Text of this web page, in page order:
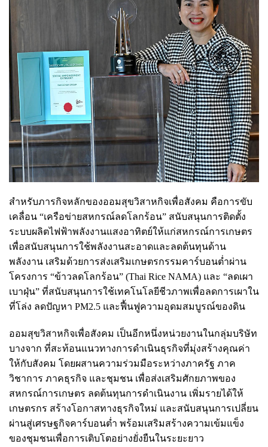
สำหรับภารกิจหลักของออมสุขวิสาหกิจเพื่อสังคม คือการขับ
เคลื่อน “เครือข่ายสหกรณ์ลดโลกร้อน” สนับสนุนการติดตั้ง
ระบบผลิตไฟฟ้าพลังงานแสงอาทิตย์ให้แก่สหกรณ์การเกษตร
เพื่อสนับสนุนการใช้พลังงานสะอาดและลดต้นทุนด้าน
พลังงาน เสริมด้วยการส่งเสริมเกษตรกรรมคาร์บอนต่ำผ่าน
โครงการ “ข้าวลดโลกร้อน” (Thai Rice NAMA) และ “ลดเผา
เบาฝุ่น” ที่สนับสนุนการใช้เทคโนโลยีชีวภาพเพื่อลดการเผาใน
ที่โล่ง ลดปัญหา PM2.5 และฟื้นฟูความอุดมสมบูรณ์ของดิน
ออมสุขวิสาหกิจเพื่อสังคม เป็นอีกหนึ่งหน่วยงานในกลุ่มบริษัท
บางจาก ที่สะท้อนแนวทางการดำเนินธุรกิจที่มุ่งสร้างคุณค่า
ให้กับสังคม โดยผสานความร่วมมือระหว่างภาครัฐ ภาค
วิชาการ ภาคธุรกิจ และชุมชน เพื่อส่งเสริมศักยภาพของ
สหกรณ์การเกษตร ลดต้นทุนการดำเนินงาน เพิ่มรายได้ให้
เกษตรกร สร้างโอกาสทางธุรกิจใหม่ และสนับสนุนการเปลี่ยน
ผ่านสู่เศรษฐกิจคาร์บอนต่ำ พร้อมเสริมสร้างความเข้มแข็ง
ของชุมชนเพื่อการเติบโตอย่างยั่งยืนในระยะยาว